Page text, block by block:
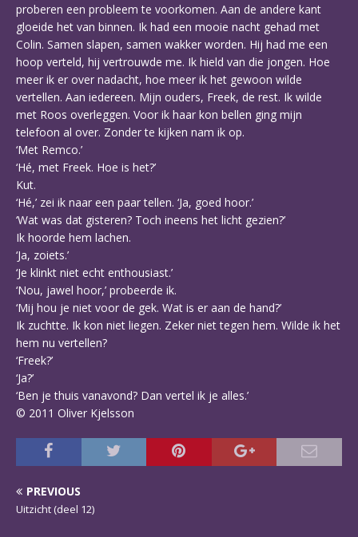
proberen een probleem te voorkomen. Aan de andere kant
gloeide het van binnen. Ik had een mooie nacht gehad met
Colin. Samen slapen, samen wakker worden. Hij had me een
hoop verteld, hij vertrouwde me. Ik hield van die jongen. Hoe
meer ik er over nadacht, hoe meer ik het gewoon wilde
vertellen. Aan iedereen. Mijn ouders, Freek, de rest. Ik wilde
met Roos overleggen. Voor ik haar kon bellen ging mijn
telefoon al over. Zonder te kijken nam ik op.
‘Met Remco.’
‘Hé, met Freek. Hoe is het?’
Kut.
‘Hé,’ zei ik naar een paar tellen. ‘Ja, goed hoor.’
‘Wat was dat gisteren? Toch ineens het licht gezien?’
Ik hoorde hem lachen.
‘Ja, zoiets.’
‘Je klinkt niet echt enthousiast.’
‘Nou, jawel hoor,’ probeerde ik.
‘Mij hou je niet voor de gek. Wat is er aan de hand?’
Ik zuchtte. Ik kon niet liegen. Zeker niet tegen hem. Wilde ik het
hem nu vertellen?
‘Freek?’
‘Ja?’
‘Ben je thuis vanavond? Dan vertel ik je alles.’
© 2011 Oliver Kjelsson
PREVIOUS
Uitzicht (deel 12)